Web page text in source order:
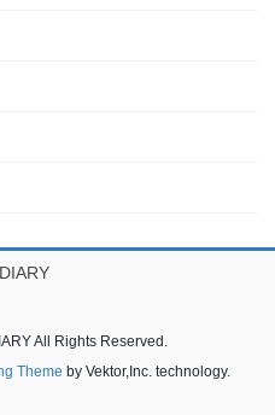
All Rights Reserved.
Theme by Vektor,Inc. technology.